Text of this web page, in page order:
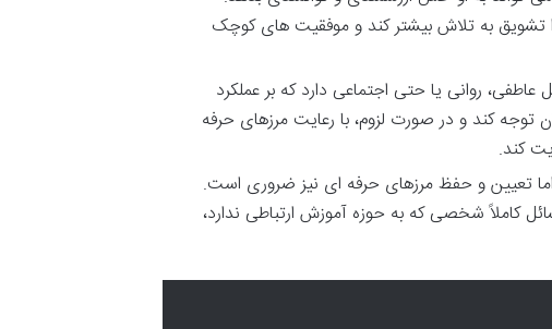
تشویق به تلاش بیشتر کند و موفقیت های کوچک
روانی یا حتی اجتماعی دارد که بر عملکرد
توجه کند و در صورت لزوم، با رعایت مرزهای حرفه
کند.
تعیین و حفظ مرزهای حرفه ای نیز ضروری است.
کاملاً شخصی که به حوزه آموزش ارتباطی ندارد،